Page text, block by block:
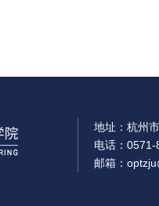
地址：杭州
电话：
邮箱：